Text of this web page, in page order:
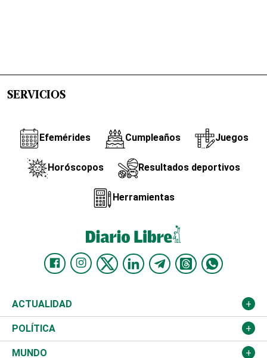
SERVICIOS
Efemérides Cumpleaños Juegos
Horóscopos Resultados deportivos
Herramientas
ACTUALIDAD
Nacional
Ciudad
POLÍTICA
Partidos
MUNDO